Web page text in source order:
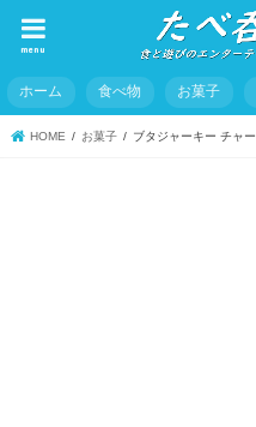
menu
ホーム 食べ物 お菓子
HOME お菓子 ブタジャーキー チャ